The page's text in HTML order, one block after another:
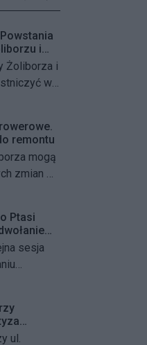
PoprzednieNastępne
i
Żoliborza i
w
oraz
znalazły
miejsc
oraz
remontu
mogą
zmian w
ważnych
a
Ptasi
sesja
przy ul.
ul.